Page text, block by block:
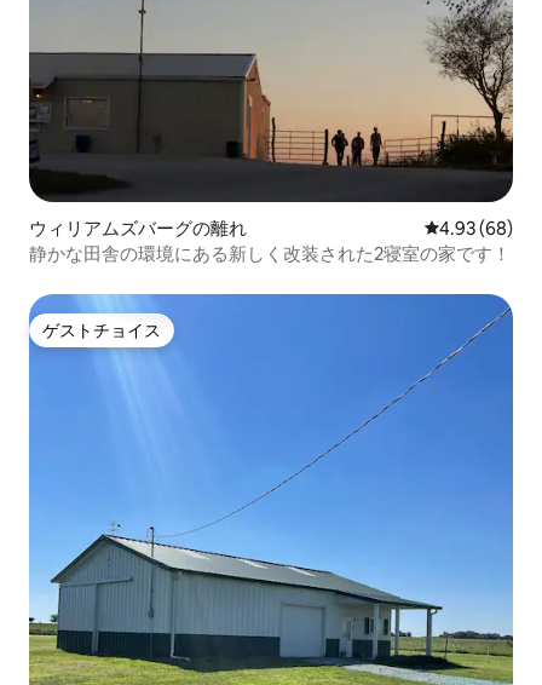
ウィリアムズバーグの離れ レビュー68
4.93 (68)
静かな田舎の環境にある新しく改装された2寝室の家です！
ゲストチョイス
ゲストチョイス